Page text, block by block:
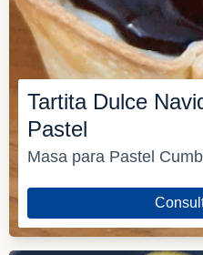
Tartita Dulce
Pastel
Masa para Pastel